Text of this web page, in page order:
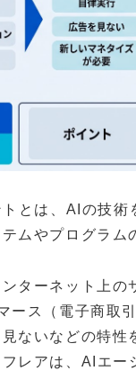
とは、AIの技術
ムやプログラム
ターネット上
ース（電子商取
ないなどの特性
レアは、AIエー